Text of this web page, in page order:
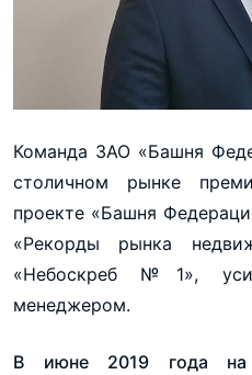
Команда ЗАО «Башня
столичном рынке
проекте «Башня
«Рекорды рынка
«Небоскреб №1»,
менеджером.
В июне 2019 года на